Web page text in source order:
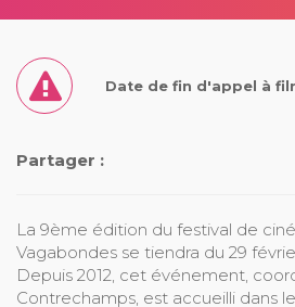
Date de fin d'appel à
Partager :
La 9ème édition du festival de
Vagabondes se tiendra du 29
Depuis 2012, cet événement,
Contrechamps, est accueilli dans